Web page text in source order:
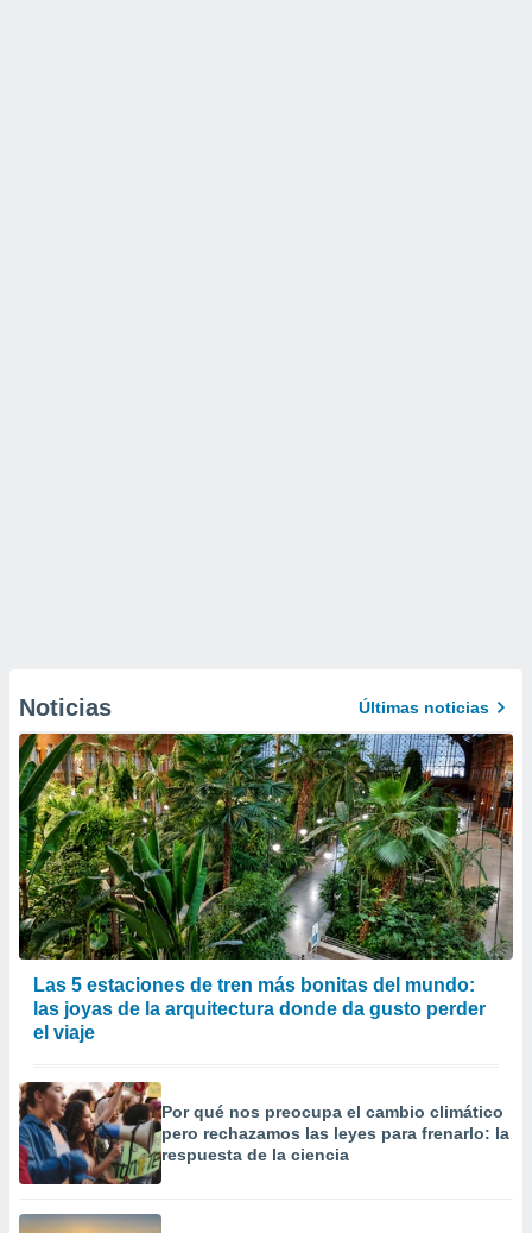
Noticias Últimas noticias
Las 5 estaciones de tren más bonitas del mundo:
las joyas de la arquitectura donde da gusto perder
el viaje
Por qué nos preocupa el cambio climático
pero rechazamos las leyes para frenarlo: la
respuesta de la ciencia